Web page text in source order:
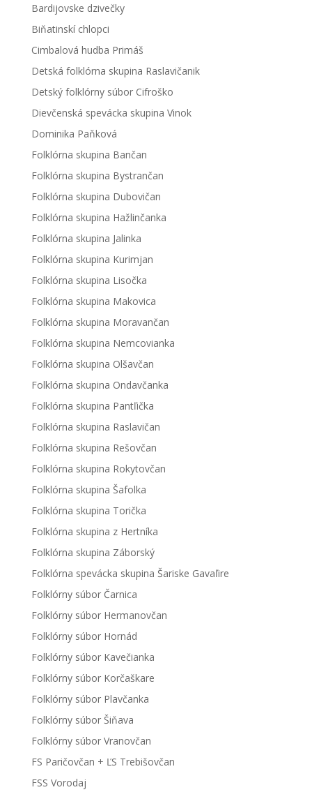
Bardijovske dzivečky
Biňatinskí chlopci
Cimbalová hudba Primáš
Detská folklórna skupina Raslavičanik
Detský folklórny súbor Cifroško
Dievčenská spevácka skupina Vinok
Dominika Paňková
Folklórna skupina Bančan
Folklórna skupina Bystrančan
Folklórna skupina Dubovičan
Folklórna skupina Hažlinčanka
Folklórna skupina Jalinka
Folklórna skupina Kurimjan
Folklórna skupina Lisočka
Folklórna skupina Makovica
Folklórna skupina Moravančan
Folklórna skupina Nemcovianka
Folklórna skupina Olšavčan
Folklórna skupina Ondavčanka
Folklórna skupina Pantľička
Folklórna skupina Raslavičan
Folklórna skupina Rešovčan
Folklórna skupina Rokytovčan
Folklórna skupina Šafolka
Folklórna skupina Torička
Folklórna skupina z Hertníka
Folklórna skupina Záborský
Folklórna spevácka skupina Šariske Gavaľire
Folklórny súbor Čarnica
Folklórny súbor Hermanovčan
Folklórny súbor Hornád
Folklórny súbor Kavečianka
Folklórny súbor Korčaškare
Folklórny súbor Plavčanka
Folklórny súbor Šiňava
Folklórny súbor Vranovčan
FS Paričovčan + ĽS Trebišovčan
FSS Vorodaj